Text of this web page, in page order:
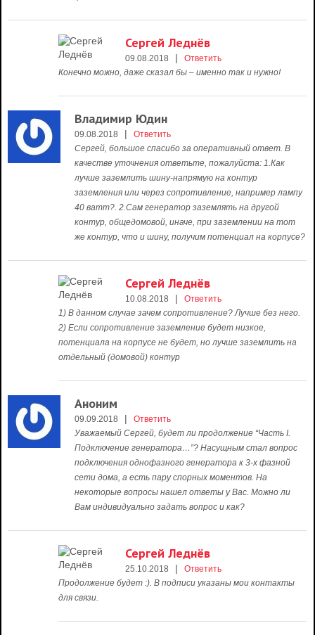
Сергей Леднёв
09.08.2018 |
Ответить
Конечно можно, даже сказал бы – именно так и нужно!
Владимир Юдин
09.08.2018 |
Ответить
Сергей, большое спасибо за оперативный ответ. В
качестве уточнения ответьте, пожалуйста: 1.Как
лучше заземлить шину-напрямую на контур
заземления или через сопротивление, например лампу
40 ватт?. 2.Сам генератор заземлять на другой
контур, общедомовой, иначе, при заземлении на тот
же контур, что и шину, получим потенциал на корпусе?
Сергей Леднёв
10.08.2018 |
Ответить
1) В данном случае зачем сопротивление? Лучше без него.
2) Если сопротивление заземление будет низкое,
потенциала на корпусе не будет, но лучше заземлить на
отдельный (домовой) контур
Аноним
09.09.2018 |
Ответить
Уважаемый Сергей, будет ли продолжение “Часть I.
Подключение генератора…”? Насущным стал вопрос
подключения однофазного генератора к 3-х фазной
сети дома, а есть пару спорных моментов. На
некоторые вопросы нашел ответы у Вас. Можно ли
Вам индивидуально задать вопрос и как?
Сергей Леднёв
25.10.2018 |
Ответить
Продолжение будет :). В подписи указаны мои контакты
для связи.